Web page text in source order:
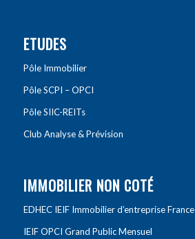
ETUDES
Pôle Immobilier
Pôle SCPI – OPCI
Pôle SIIC-REITs
Club Analyse & Prévision
IMMOBILIER NON COTÉ
EDHEC IEIF Immobilier d’entreprise France
IEIF OPCI Grand Public Mensuel